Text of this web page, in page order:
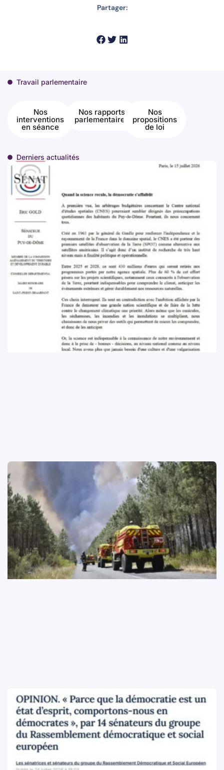
Partager:
Travail parlementaire
Nos
interventions
en séance
Nos rapports
parlementaires
Nos
propositions
de loi
Derniers actualités